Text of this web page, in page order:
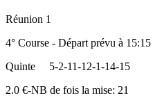
Réunion 1
4° Course - Départ prévu à 15:15
Quinte
5-2-11-12-1-14-15
2.0 €-NB de fois la mise: 21